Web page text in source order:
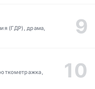
(ГДР), драма,